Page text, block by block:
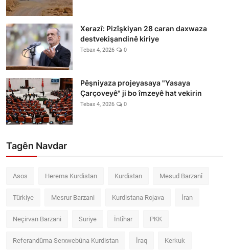
Xerazî: Pizîşkiyan 28 caran daxwaza
destvekişandinê kiriye
Tebax 4, 2026 0
Pêşniyaza projeyasaya "Yasaya
Çarçoveyê" ji bo îmzeyê hat vekirin
Tebax 4, 2026 0
Tagên Navdar
Asos Herema Kurdistan Kurdistan Mesud Barzanî
Türkiye Mesrur Barzani Kurdistana Rojava İran
Neçirvan Barzani Suriye İntîhar PKK
Referandûma Serxwebûna Kurdistan İraq Kerkuk